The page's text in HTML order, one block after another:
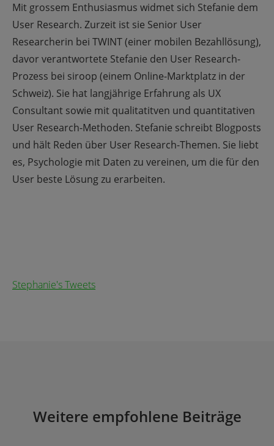
Mit grossem Enthusiasmus widmet sich Stefanie dem
User Research. Zurzeit ist sie Senior User
Researcherin bei TWINT (einer mobilen Bezahllösung),
davor verantwortete Stefanie den User Research-
Prozess bei siroop (einem Online-Marktplatz in der
Schweiz). Sie hat langjährige Erfahrung als UX
Consultant sowie mit qualitatitven und quantitativen
User Research-Methoden. Stefanie schreibt Blogposts
und hält Reden über User Research-Themen. Sie liebt
es, Psychologie mit Daten zu vereinen, um die für den
User beste Lösung zu erarbeiten.
Stephanie's Tweets
Weitere empfohlene Beiträge